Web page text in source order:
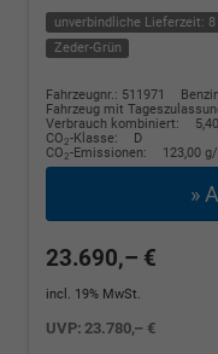
unverbindliche Lieferzeit:
Zeder-Grün
Fahrzeugnr.: 511971
Benzin
Fahrzeug mit
Verbrauch kombiniert:
CO2-Klasse:
D
CO2-Emissionen: 123,00
»
23.690,– €
incl. 19% MwSt.
UVP:23.780,– €